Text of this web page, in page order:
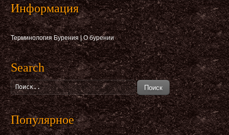
Информация
Терминология Бурения|О бурении
Search
Поиск
Популярное